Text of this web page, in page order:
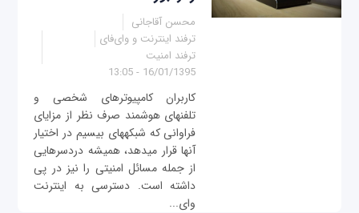
محسن آقاجانی
ترفند اینترنت و وای‌فای
ترفند امنیت
16/01/1395 - 13:05
کاربران کامپیوترهای شخصی و
تلفن‎های هوشمند صرف نظر از مزایای
فراوانی که شبکه‎های بی‎سیم در اختیار
آنها قرار می‎دهد، همیشه دردسرهایی
از جمله مسائل امنیتی را نیز در پی
داشته است. دسترسی به اینترنت
وای‎...